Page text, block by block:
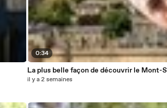
0:34
La plus belle façon de découvrir le Mont-
il y a 2 semaines